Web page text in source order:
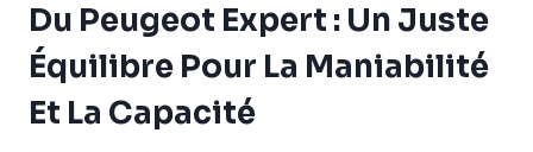
Du Peugeot Expert : Un Juste
Équilibre Pour La Maniabilité
Et La Capacité